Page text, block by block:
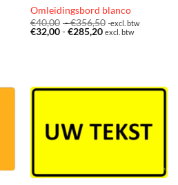
Omleidingsbord blanco
€40,00 -€356,50 Prijsklasse:
€40,00
excl. btw
€32,00 - €285,20Prijsklasse:
excl. btw